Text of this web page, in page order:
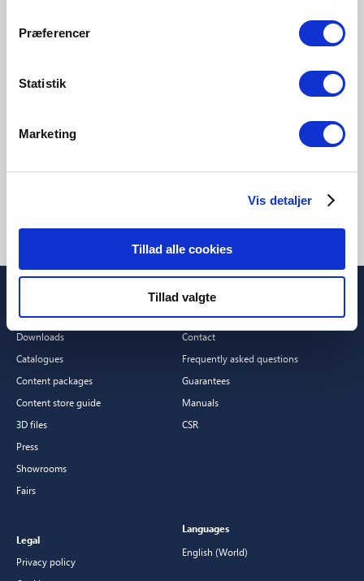
Præferencer
Statistik
Marketing
Vis detaljer
Tillad alle cookies
Tillad valgte
Yes, can be dimmed by choosing a dimmable bulb
IP20
Material
Professionals
Downloads
Catalogues
Content packages
Content store guide
3D files
Press
Showrooms
Fairs
Customer Service
Contact
Frequently asked questions
Guarantees
Manuals
CSR
Legal
Privacy policy
Languages
English (World)